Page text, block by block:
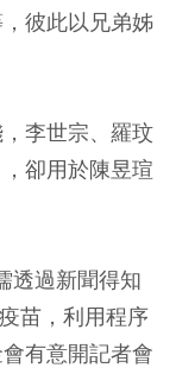
彼此以兄弟姊
李世宗、羅玟
卻用於陳昱瑄
透過新聞得知
苗，利用程序
有意開記者會